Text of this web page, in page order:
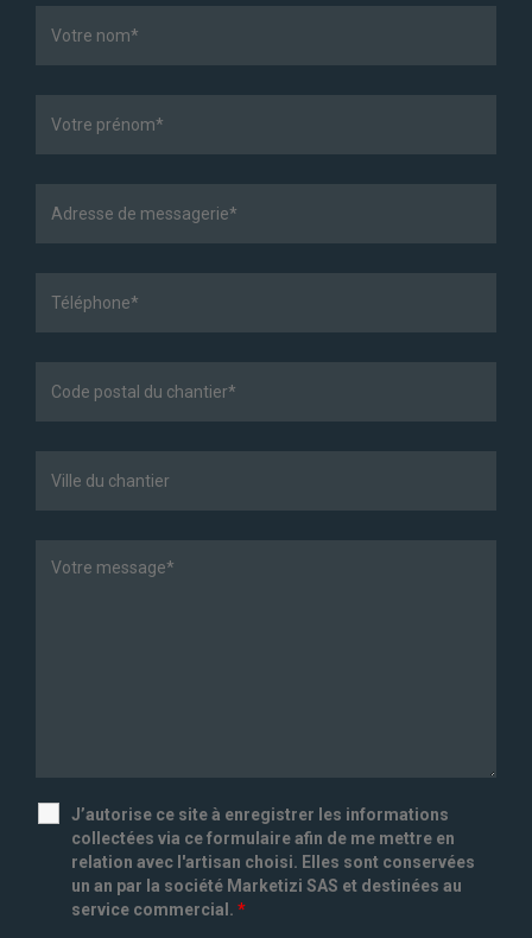
J’autorise ce site à enregistrer les informations
collectées via ce formulaire afin de me mettre en
relation avec l'artisan choisi. Elles sont conservées
un an par la société Marketizi SAS et destinées au
service commercial. *